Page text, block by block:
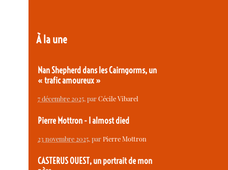
À la une
Nan Shepherd dans les Cairngorms, un
« trafic amoureux »
7 décembre 2025, parCécile Vibarel
Pierre Mottron - I almost died
23 novembre 2025, parPierre Mottron
CASTERUS OUEST, un portrait de mon